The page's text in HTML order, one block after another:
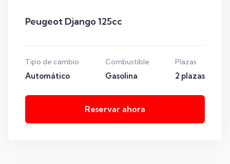
Peugeot Django 125cc
Tipo de cambio
Automático
Combustible
Gasolina
Plazas
2 plazas
Reservar ahora